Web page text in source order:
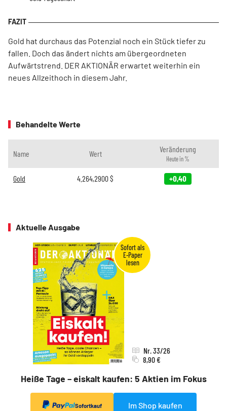
Gold hat durchaus das Potenzial noch ein Stück tiefer zu
fallen. Doch das ändert nichts am übergeordneten
Aufwärtstrend. DER AKTIONÄR erwartet weiterhin ein
neues Allzeithoch in diesem Jahr.
Behandelte Werte
Name Wert Veränderung
Heute in %
Gold 4.264,2900$ +0,40
Aktuelle Ausgabe
Heiße Tage – eiskalt kaufen: 5 Aktien im Fokus
Nr. 33/26
8,90 €
Sofortkauf Im Shop kaufen